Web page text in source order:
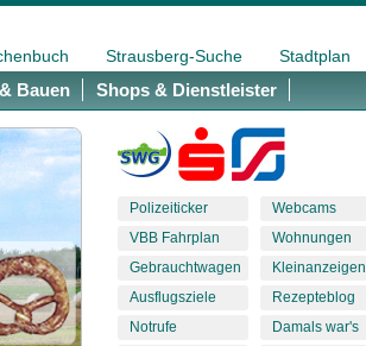
Strausberg-Suche Stadtplan
Bauen Shops & Dienstleister
Polizeiticker
VBB Fahrplan
Gebrauchtwagen
Ausflugsziele
Notrufe
Webcams
Wohnungen
Kleinanzeigen
Rezepteblog
Damals war's